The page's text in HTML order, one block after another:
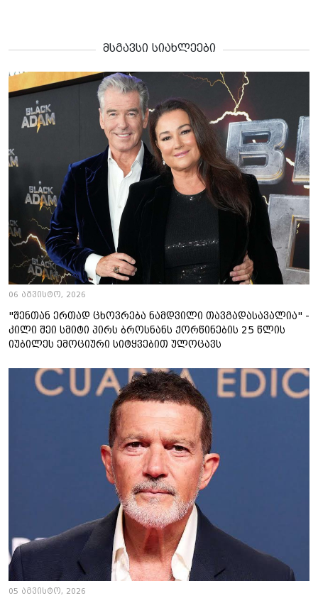
მსგავსი სიახლეები
06 აგვისტო, 2026
"შენთან ერთად ცხოვრება ნამდვილი თავგადასავალია" -
კილი შეი სმიტი პირს ბროსნანს ქორწინების 25 წლის
იუბილეს ემოციური სიტყვებით ულოცავს
05 აგვისტო, 2026